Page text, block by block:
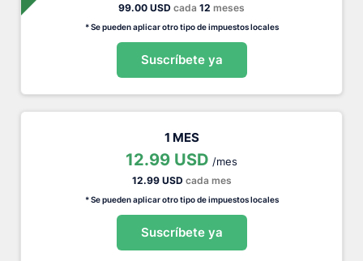
99.00 USD cada 12 meses
* Se pueden aplicar otro tipo de impuestos locales
Suscríbete ya
1 MES
12.99 USD /mes
12.99 USDcada mes
* Se pueden aplicar otro tipo de impuestos locales
Suscríbete ya